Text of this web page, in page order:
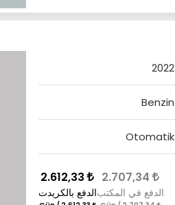
2022
Benzin
Otomatik
2.707,34
الدفع في المكتب
2.612,33
الدفع بالكريدت